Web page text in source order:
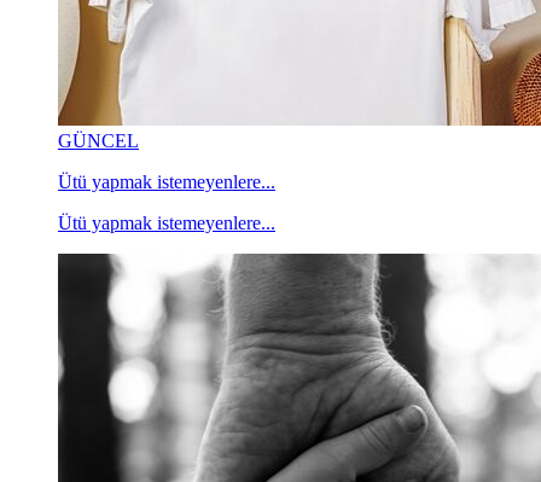
GÜNCEL
Ütü yapmak istemeyenlere...
Ütü yapmak istemeyenlere...